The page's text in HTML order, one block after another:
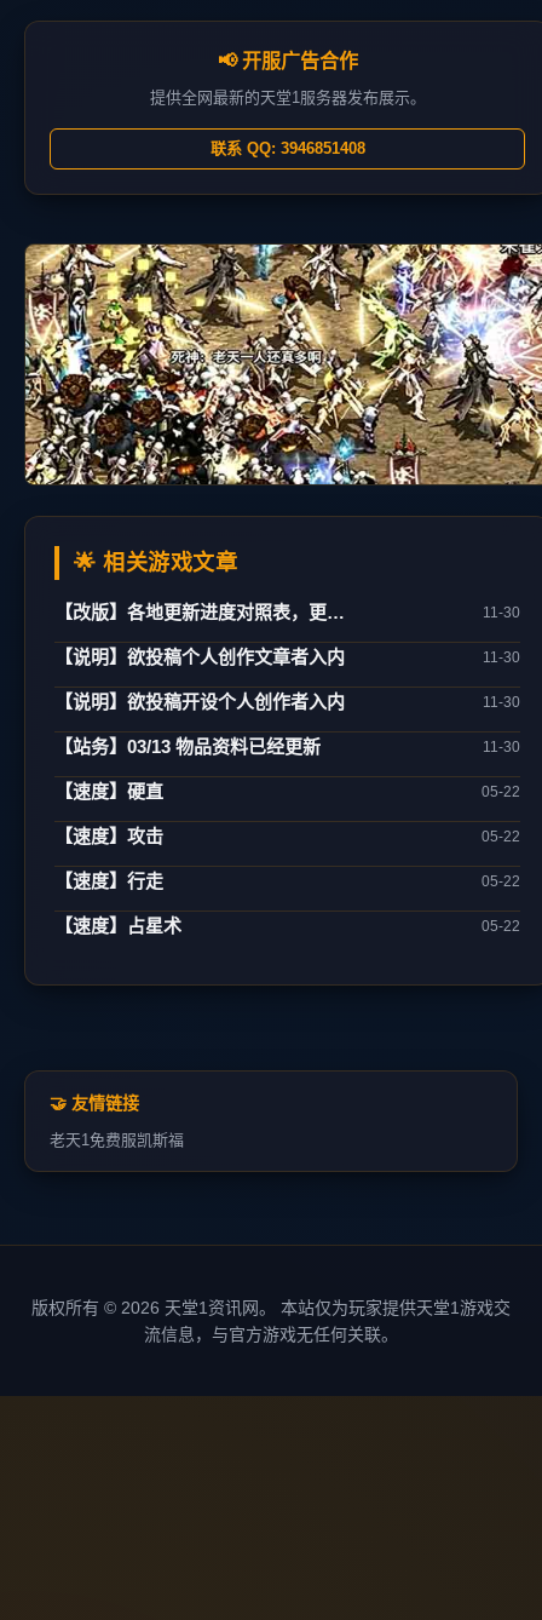
📢 开服广告合作
提供全网最新的天堂1服务器发布展示。
联系 QQ: 3946851408
🌟 相关游戏文章
【改版】各地更新进度对照表，更新日期：02/21 11-30
【说明】欲投稿个人创作文章者入内 11-30
【说明】欲投稿开设个人创作者入内 11-30
【站务】03/13 物品资料已经更新 11-30
【速度】硬直 05-22
【速度】攻击 05-22
【速度】行走 05-22
【速度】占星术 05-22
🤝 友情链接
老天1免费服凯斯福
版权所有 © 2026 天堂1资讯网。 本站仅为玩家提供天堂1游戏交
流信息，与官方游戏无任何关联。